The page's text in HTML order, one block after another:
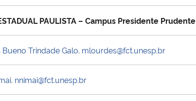
PAULISTA – Campus Presidente Prudente
Trindade Galo. mlourdes@fct.unesp.br
nnimai@fct.unesp.br